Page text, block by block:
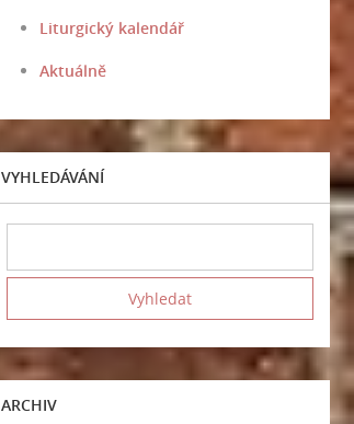
Liturgický kalendář
Aktuálně
VYHLEDÁVÁNÍ
ARCHIV